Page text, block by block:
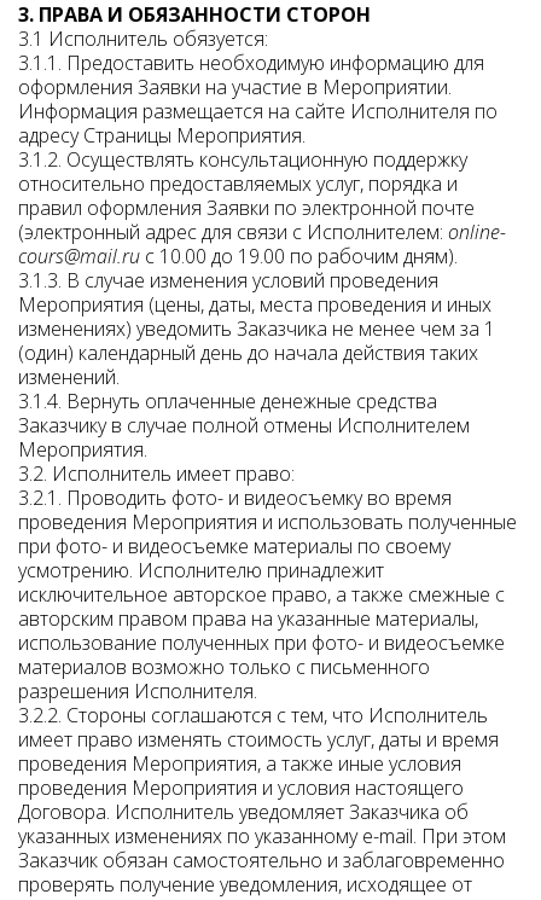
3. ПРАВА И ОБЯЗАННОСТИ СТОРОН
3.1 Исполнитель обязуется:
3.1.1. Предоставить необходимую информацию для
оформления Заявки на участие в Мероприятии.
Информация размещается на сайте Исполнителя по
адресу Страницы Мероприятия.
3.1.2. Осуществлять консультационную поддержку
относительно предоставляемых услуг, порядка и
правил оформления Заявки по электронной почте
(электронный адрес для связи с Исполнителем: online-
cours@mail.ru с 10.00 до 19.00 по рабочим дням).
3.1.3. В случае изменения условий проведения
Мероприятия (цены, даты, места проведения и иных
изменениях) уведомить Заказчика не менее чем за 1
(один) календарный день до начала действия таких
изменений.
3.1.4. Вернуть оплаченные денежные средства
Заказчику в случае полной отмены Исполнителем
Мероприятия.
3.2. Исполнитель имеет право:
3.2.1. Проводить фото- и видеосъемку во время
проведения Мероприятия и использовать полученные
при фото- и видеосъемке материалы по своему
усмотрению. Исполнителю принадлежит
исключительное авторское право, а также смежные с
авторским правом права на указанные материалы,
использование полученных при фото- и видеосъемке
материалов возможно только с письменного
разрешения Исполнителя.
3.2.2. Стороны соглашаются с тем, что Исполнитель
имеет право изменять стоимость услуг, даты и время
проведения Мероприятия, а также иные условия
проведения Мероприятия и условия настоящего
Договора. Исполнитель уведомляет Заказчика об
указанных изменениях по указанному e-mail. При этом
Заказчик обязан самостоятельно и заблаговременно
проверять получение уведомления, исходящее от